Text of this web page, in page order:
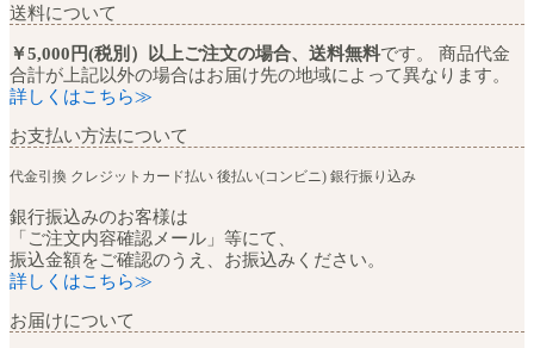
送料について
￥5,000円(税別）以上ご注文の場合、送料無料です。 商品代金
合計が上記以外の場合はお届け先の地域によって異なります。
詳しくはこちら≫
お支払い方法について
代金引換 クレジットカード払い 後払い(コンビニ) 銀行振り込み
銀行振込みのお客様は
「ご注文内容確認メール」等にて、
振込金額をご確認のうえ、お振込みください。
詳しくはこちら≫
お届けについて